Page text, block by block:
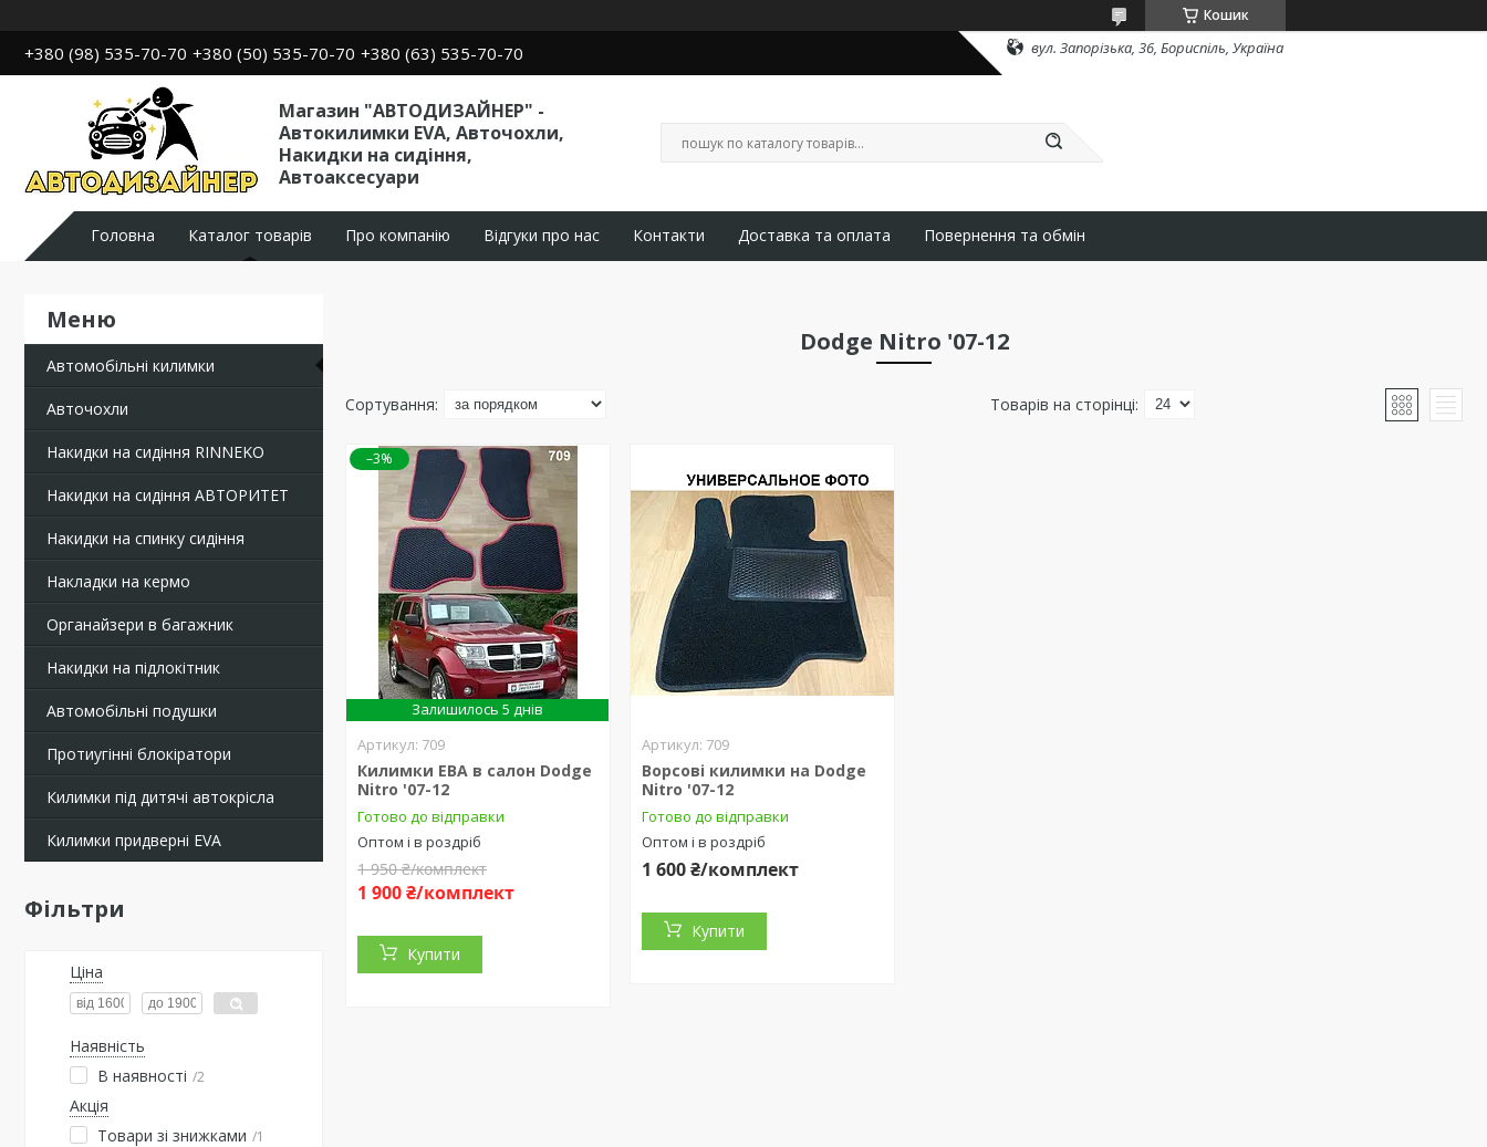
Кошик
+380 (98) 535-70-70 +380 (50) 535-70-70 +380 (63) 535-70-70 вул. Запорізька, 36, Бориспіль, Україна
Магазин "АВТОДИЗАЙНЕР" -
Автокилимки EVA, Авточохли,
Накидки на сидіння,
Автоаксесуари
Головна Каталог товарів Про компанію Відгуки про нас Контакти Доставка та оплата Повернення та обмін
Автомобільні килимки
Авточохли
Накидки на сидіння RINNEKO
Накидки на сидіння АВТОРИТЕТ
Накидки на спинку сидіння
Накладки на кермо
Органайзери в багажник
Накидки на підлокітник
Автомобільні подушки
Протиугінні блокіратори
Килимки під дитячі автокрісла
Килимки придверні EVA
Фільтри
Ціна
Наявність
В наявності 2
Акція
Товари зі знижками
1
Dodge Nitro '07-12
–3%
Залишилось 5 днів
709
Килимки ЕВА в салон Dodge
Nitro '07-12
Готово до відправки
Оптом і в роздріб
1 950 ₴/комплект
1 900 ₴/комплект
Купити
709
Ворсові килимки на Dodge
Nitro '07-12
Готово до відправки
Оптом і в роздріб
1 600 ₴/комплект
Купити